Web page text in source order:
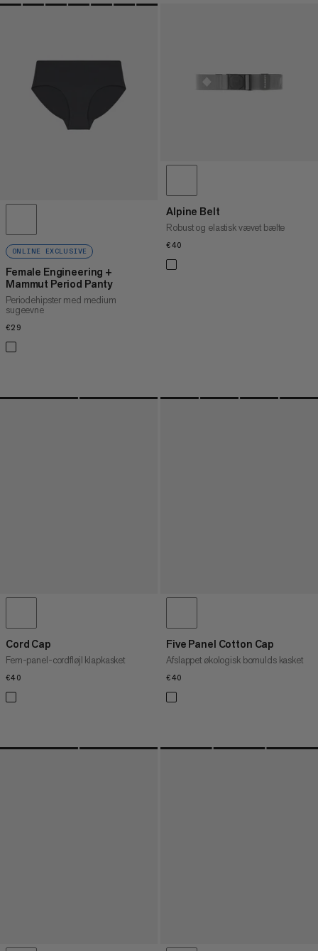
ONLINE EXCLUSIVE
Female Engineering +
Mammut Period Panty
Periodehipster med medium
sugeevne
€29
Alpine Belt
Robust og elastisk vævet bælte
€40
Cord Cap
Fem-panel-cordfløjl klapkasket
€40
Five Panel Cotton Cap
Afslappet økologisk bomulds kasket
€40